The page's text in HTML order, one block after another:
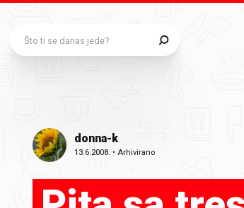
donna-k
13.6.2008. •Arhivirano
Što ti se danas jede?